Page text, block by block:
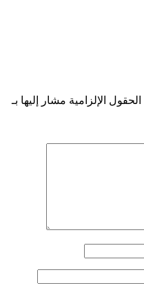
الحقول الإلزامية مشار إليها بـ